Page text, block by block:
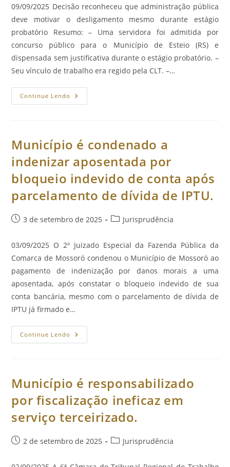
09/09/2025 Decisão reconheceu que administração pública
deve motivar o desligamento mesmo durante estágio
probatório Resumo: – Uma servidora foi admitida por
concurso público para o Município de Esteio (RS) e
dispensada sem justificativa durante o estágio probatório. –
Seu vínculo de trabalho era regido pela CLT. –…
Continue Lendo TST
Anula
Concursada
Celetista
Estágio
Probatório.
Município é condenado a
indenizar aposentada por
bloqueio indevido de conta após
parcelamento de dívida de IPTU.
Post3 de setembro de 2025
Categoria
post:
Jurisprudência
03/09/2025 O 2º Juizado Especial da Fazenda Pública da
Comarca de Mossoró condenou o Município de Mossoró ao
pagamento de indenização por danos morais a uma
aposentada, após constatar o bloqueio indevido de sua
conta bancária, mesmo com o parcelamento de dívida de
IPTU já firmado e…
Continue Lendo Município
É
Por
Bloqueio
De
Conta
Após
Parcelamento
De
Município é responsabilizado
por fiscalização ineficaz em
serviço terceirizado.
Post2 de setembro de 2025
Categoria
post:
Jurisprudência